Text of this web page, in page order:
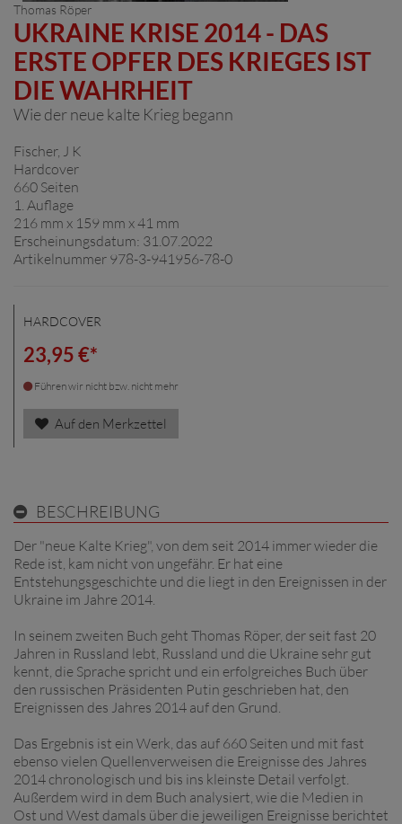
Thomas Röper
UKRAINE KRISE 2014 - DAS
ERSTE OPFER DES KRIEGES IST
DIE WAHRHEIT
Wie der neue kalte Krieg begann
Fischer, J K
Hardcover
660 Seiten
1. Auflage
216 mm x 159 mm x 41 mm
Erscheinungsdatum: 31.07.2022
Artikelnummer 978-3-941956-78-0
HARDCOVER
23,95 €*
Führen wir nicht bzw. nicht mehr
Auf den Merkzettel
BESCHREIBUNG
Der "neue Kalte Krieg", von dem seit 2014 immer wieder die
Rede ist, kam nicht von ungefähr. Er hat eine
Entstehungsgeschichte und die liegt in den Ereignissen in der
Ukraine im Jahre 2014.
In seinem zweiten Buch geht Thomas Röper, der seit fast 20
Jahren in Russland lebt, Russland und die Ukraine sehr gut
kennt, die Sprache spricht und ein erfolgreiches Buch über
den russischen Präsidenten Putin geschrieben hat, den
Ereignissen des Jahres 2014 auf den Grund.
Das Ergebnis ist ein Werk, das auf 660 Seiten und mit fast
ebenso vielen Quellenverweisen die Ereignisse des Jahres
2014 chronologisch und bis ins kleinste Detail verfolgt.
Außerdem wird in dem Buch analysiert, wie die Medien in
Ost und West damals über die jeweiligen Ereignisse berichtet